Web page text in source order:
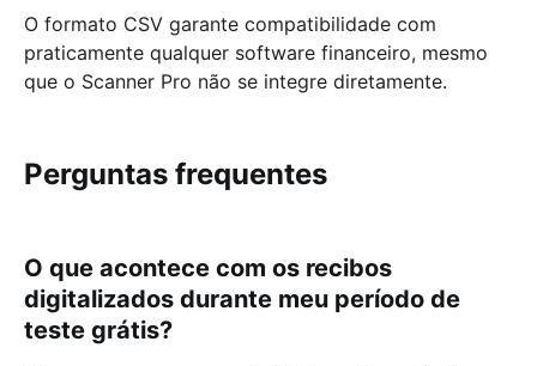
O formato CSV garante compatibilidade com
praticamente qualquer software financeiro, mesmo
que o Scanner Pro não se integre diretamente.
Perguntas frequentes
O que acontece com os recibos
digitalizados durante meu período de
teste grátis?